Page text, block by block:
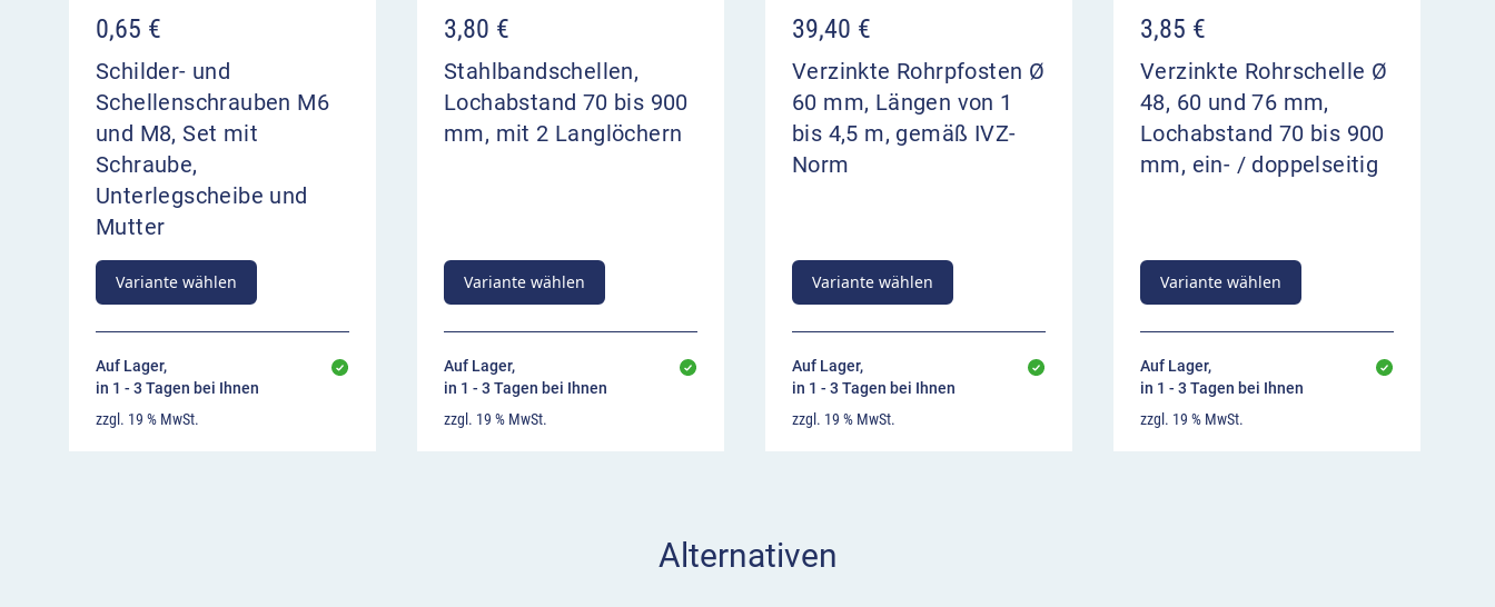
0,65 €
Schilder- und
Schellenschrauben M6
und M8, Set mit
Schraube,
Unterlegscheibe und
Mutter
Variante wählen
Auf Lager,
in 1 - 3 Tagen bei Ihnen
zzgl. 19 % MwSt.
3,80 €
Stahlbandschellen,
Lochabstand 70 bis 900
mm, mit 2 Langlöchern
Variante wählen
Auf Lager,
in 1 - 3 Tagen bei Ihnen
zzgl. 19 % MwSt.
39,40 €
Verzinkte Rohrpfosten Ø
60 mm, Längen von 1
bis 4,5 m, gemäß IVZ-
Norm
Variante wählen
Auf Lager,
in 1 - 3 Tagen bei Ihnen
zzgl. 19 % MwSt.
3,85 €
Verzinkte Rohrschelle Ø
48, 60 und 76 mm,
Lochabstand 70 bis 900
mm, ein- / doppelseitig
Variante wählen
Auf Lager,
in 1 - 3 Tagen bei Ihnen
zzgl. 19 % MwSt.
Alternativen